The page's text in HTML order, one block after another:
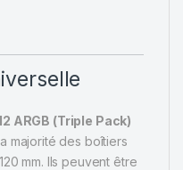
ARGB (Triple Pack)
majorité des boîtiers
mm. Ils peuvent être